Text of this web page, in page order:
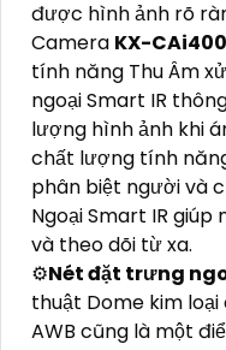
được hình ảnh rõ
Camera KX-
tính năng Thu Âm
ngoại Smart IR
lượng hình ảnh khi
chất lượng tính
phân biệt người và
Ngoại Smart IR giúp
và theo dõi từ xa.
⚙Nét đặt trưng
thuật Dome kim
AWB cũng là một